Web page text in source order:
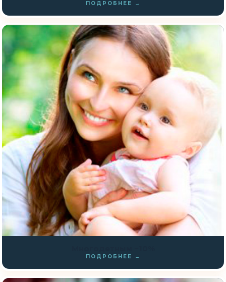
ПОДРОБНЕЕ →
ПОДРОБНЕЕ →